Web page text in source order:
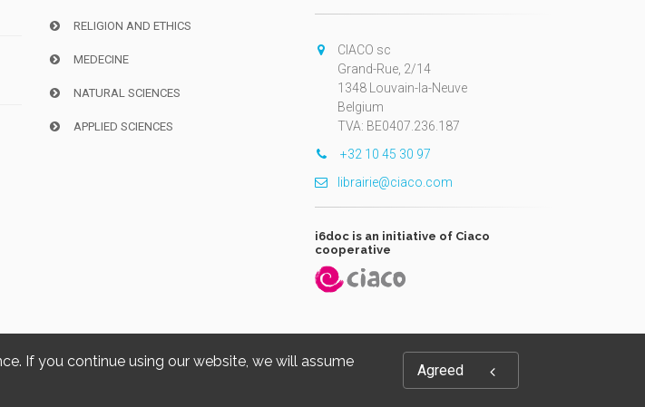
If you continue using our website, we will assume
Agreed
RELIGION AND ETHICS
MEDECINE
NATURAL SCIENCES
APPLIED SCIENCES
CIACO sc
Grand-Rue, 2/14
1348 Louvain-la-Neuve
Belgium
TVA: BE0407.236.187
+32 10 45 30 97
librairie@ciaco.com
i6doc is an initiative of Ciaco
cooperative
by